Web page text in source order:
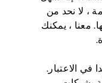
لا نحد من
معنا ، يمكنك
الاعتبار.